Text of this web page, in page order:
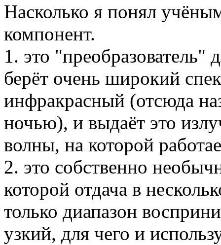
Насколько я понял
компонент.
1. это
берёт очень широкий
инфракрасный (отсюда
ночью), и выдаёт это
волны, на которой
2. это собственно
которой отдача в
только диапазон
узкий, для чего и